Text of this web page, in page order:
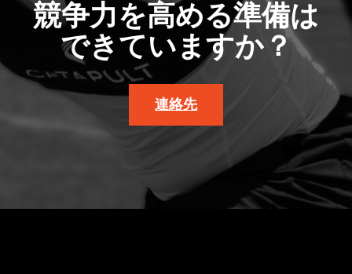
競争力を高める準備は
できていますか？
連絡先